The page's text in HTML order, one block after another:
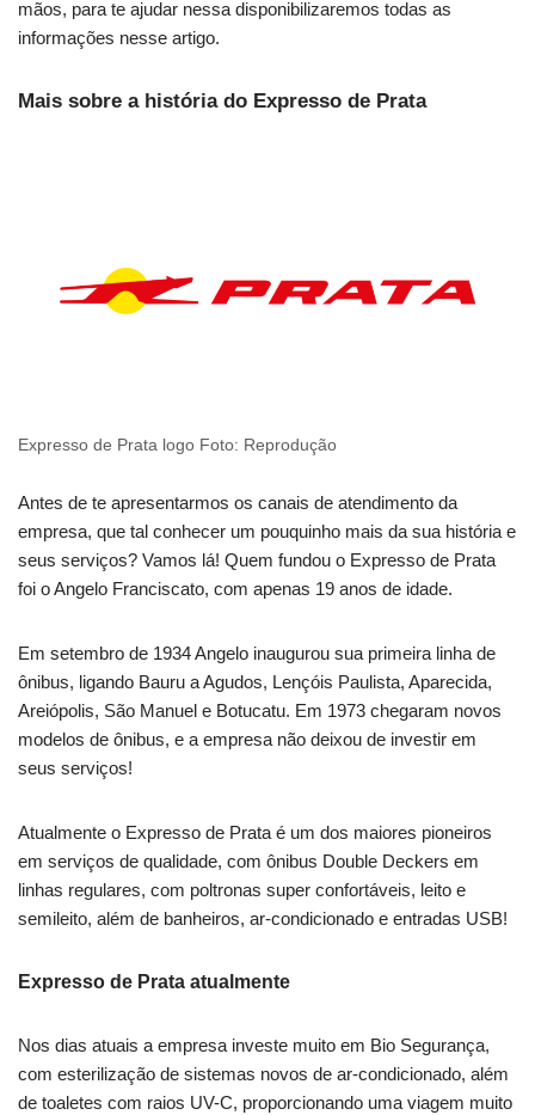
mãos, para te ajudar nessa disponibilizaremos todas as
informações nesse artigo.
Mais sobre a história do Expresso de Prata
Expresso de Prata logo Foto: Reprodução
Antes de te apresentarmos os canais de atendimento da
empresa, que tal conhecer um pouquinho mais da sua história e
seus serviços? Vamos lá! Quem fundou o Expresso de Prata
foi o Angelo Franciscato, com apenas 19 anos de idade.
Em setembro de 1934 Angelo inaugurou sua primeira linha de
ônibus, ligando Bauru a Agudos, Lençóis Paulista, Aparecida,
Areiópolis, São Manuel e Botucatu. Em 1973 chegaram novos
modelos de ônibus, e a empresa não deixou de investir em
seus serviços!
Atualmente o Expresso de Prata é um dos maiores pioneiros
em serviços de qualidade, com ônibus Double Deckers em
linhas regulares, com poltronas super confortáveis, leito e
semileito, além de banheiros, ar-condicionado e entradas USB!
Expresso de Prata atualmente
Nos dias atuais a empresa investe muito em Bio Segurança,
com esterilização de sistemas novos de ar-condicionado, além
de toaletes com raios UV-C, proporcionando uma viagem muito